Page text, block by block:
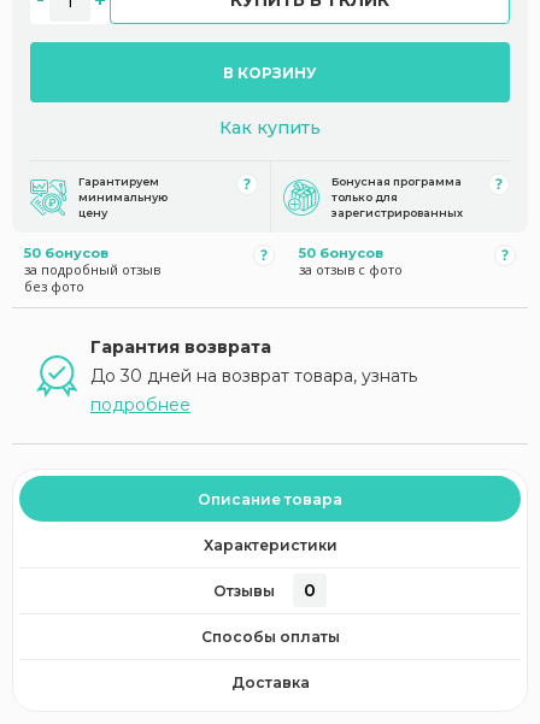
В КОРЗИНУ
Как купить
Гарантируем
минимальную
цену
Бонусная программа
только для
зарегистрированных
50 бонусов
за подробный отзыв
без фото
50 бонусов
за отзыв с фото
Гарантия возврата
До 30 дней на возврат товара, узнать
подробнее
Описание товара
Характеристики
Отзывы 0
Способы оплаты
Доставка